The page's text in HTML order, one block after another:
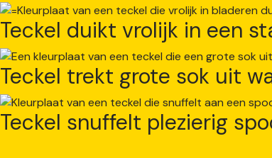
Teckel duikt vrolijk in een
Teckel trekt grote sok uit
Teckel snuffelt plezierig